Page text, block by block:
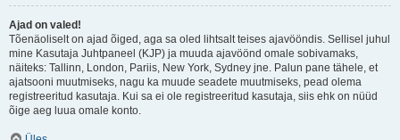
Ajad on valed!
Tõenäoliselt on ajad õiged, aga sa oled lihtsalt teises ajavööndis. Sellisel juhul
mine Kasutaja Juhtpaneel (KJP) ja muuda ajavöönd omale sobivamaks,
näiteks: Tallinn, London, Pariis, New York, Sydney jne. Palun pane tähele, et
ajatsooni muutmiseks, nagu ka muude seadete muutmiseks, pead olema
registreeritud kasutaja. Kui sa ei ole registreeritud kasutaja, siis ehk on nüüd
õige aeg luua omale konto.